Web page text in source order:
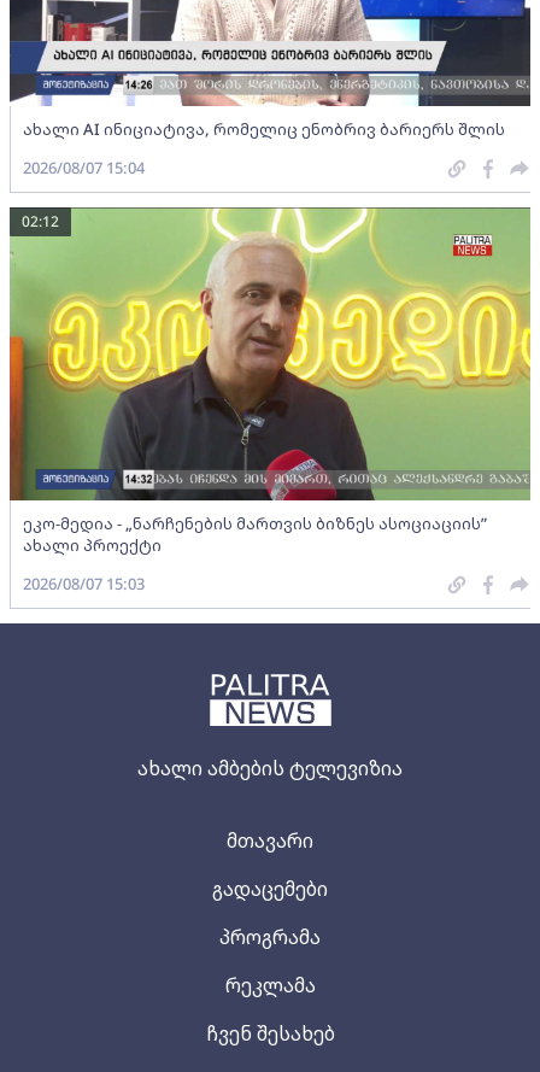
ახალი ამბების ტელევიზია
მთავარი
გადაცემები
პროგრამა
რეკლამა
ჩვენ შესახებ
ახალი AI ინიციატივა, რომელიც ენობრივ ბარიერს შლის
2026/08/07 15:04
ეკო-მედია - „ნარჩენების მართვის ბიზნეს ასოციაციის”
ახალი პროექტი
02:12
2026/08/07 15:03